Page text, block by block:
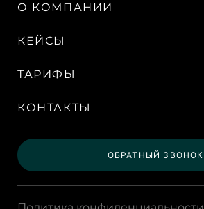
О КОМПАНИИ
КЕЙСЫ
ТАРИФЫ
КОНТАКТЫ
ОБРАТНЫЙ ЗВОНОК